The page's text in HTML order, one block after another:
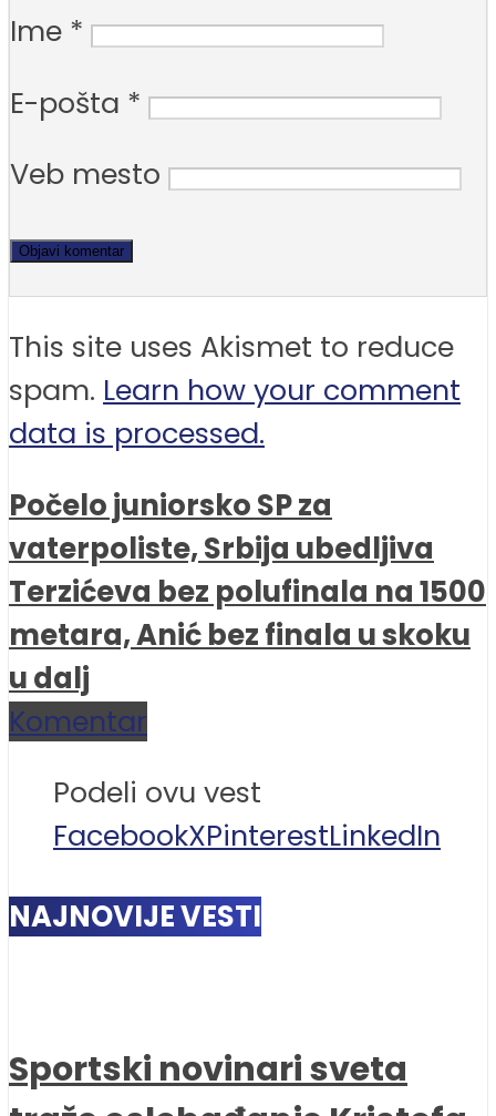
Ime *
E-pošta *
Veb mesto
This site uses Akismet to reduce
spam. Learn how your comment
data is processed.
Počelo juniorsko SP za
vaterpoliste, Srbija ubedljiva
Terzićeva bez polufinala na 1500
metara, Anić bez finala u skoku
u dalj
Komentar
Podeli ovu vest
FacebookXPinterestLinkedIn
NAJNOVIJE VESTI
Sportski novinari sveta